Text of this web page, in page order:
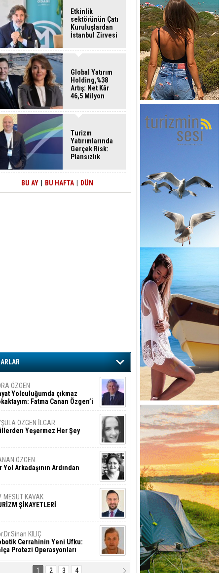
Etkinlik
sektörünün Çatı
Kuruluşlardan
İstanbul Zirvesi
Global Yatırım
Holding,%38
Artış: Net Kâr
46,5 Milyon
Turizm
Yatırımlarında
Gerçek Risk:
Plansızlık
BU AY BU HAFTA DÜN
ÖZGEN
Yolculuğumda çıkmaz
Fatma Canan Özgen’i
ÖZGEN İLGAR
Yeşermez Her Şey
ÖZGEN
Yol Arkadaşının Ardından
MESUT KAVAK
ŞİKAYETLERİ
KILIÇ
Cerrahinin Yeni Ufku:
Protezi Operasyonları
BAŞAN
1 2 3 4